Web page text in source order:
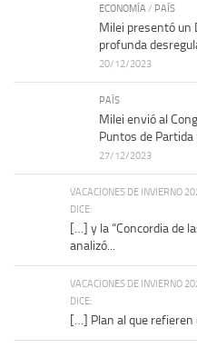
ECONOMÍA / PAÍS
Milei presentó un
profunda
20/12/2023
PAÍS
Milei envió al
Puntos de
27/12/2023
VACACIONES DE INVIERNO
DICE:
[…] y la “Concordia de
analizó...
VACACIONES DE INVIERNO
DICE:
[…] Plan al que refieren